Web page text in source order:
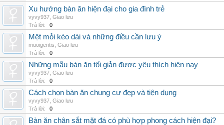
Xu hướng bàn ăn hiện đại cho gia đình trẻ
vyvy937 Giao lưu
Trả lời:
0
Mệt mỏi kéo dài và những điều cần lưu ý
muoigentis Giao lưu
Trả lời:
0
Những mẫu bàn ăn tối giản được yêu thích hiện nay
vyvy937 Giao lưu
Trả lời:
0
Cách chọn bàn ăn chung cư đẹp và tiện dụng
vyvy937 Giao lưu
Trả lời:
0
Bàn ăn chân sắt mặt đá có phù hợp phong cách hiện đại?